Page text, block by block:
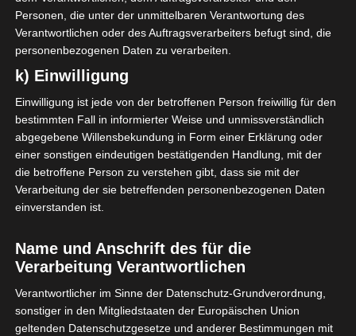
Personen, die unter der unmittelbaren Verantwortung des
Verantwortlichen oder des Auftragsverarbeiters befugt sind, die
personenbezogenen Daten zu verarbeiten.
k) Einwilligung
Einwilligung ist jede von der betroffenen Person freiwillig für den
bestimmten Fall in informierter Weise und unmissverständlich
abgegebene Willensbekundung in Form einer Erklärung oder
einer sonstigen eindeutigen bestätigenden Handlung, mit der
die betroffene Person zu verstehen gibt, dass sie mit der
Verarbeitung der sie betreffenden personenbezogenen Daten
einverstanden ist.
Name und Anschrift des für die
Verarbeitung Verantwortlichen
Verantwortlicher im Sinne der Datenschutz-Grundverordnung,
sonstiger in den Mitgliedstaaten der Europäischen Union
geltenden Datenschutzgesetze und anderer Bestimmungen mit